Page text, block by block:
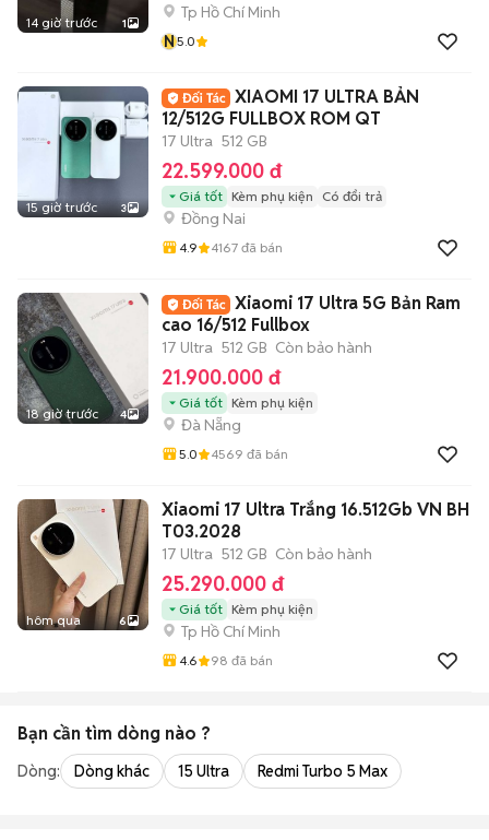
14 giờ trước 1
Tp Hồ Chí Minh
N5.0
15 giờ trước 3
XIAOMI 17 ULTRA BẢN
12/512G FULLBOX ROM QT
17 Ultra 512 GB
22.599.000 đ
Giá tốt Kèm phụ kiện Có đổi trả
Đồng Nai
4.9 4167 đã bán
18 giờ trước 4
Xiaomi 17 Ultra 5G Bản Ram
cao 16/512 Fullbox
17 Ultra 512 GB Còn bảo hành
21.900.000 đ
Giá tốt Kèm phụ kiện
Đà Nẵng
5.0 4569 đã bán
hôm qua 6
Xiaomi 17 Ultra Trắng 16.512Gb VN BH
T03.2028
17 Ultra 512 GB Còn bảo hành
25.290.000 đ
Giá tốt Kèm phụ kiện
Tp Hồ Chí Minh
4.6 98 đã bán
Bạn cần tìm dòng nào ?
Dòng: Dòng khác 15 Ultra Redmi Turbo 5 Max